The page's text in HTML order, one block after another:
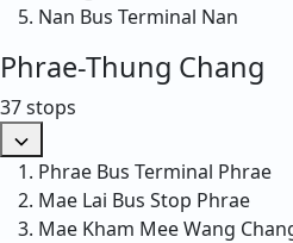
Nan Bus Terminal Nan
Phrae-Thung Chang
37 stops
Phrae Bus Terminal Phrae
Mae Lai Bus Stop Phrae
Mae Kham Mee Wang